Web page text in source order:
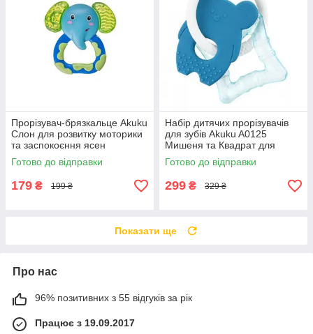
Прорізувач-брязкальце Akuku
Слон для розвитку моторики
та заспокоєння ясен
немовляти під час активної
гри вдень
Готово до відправки
179 ₴ 199 ₴
Набір дитячих прорізувачів
для зубів Akuku A0125
Мишеня та Квадрат для
полегшення прорізування та
розвитку дитини
Готово до відправки
299 ₴ 329 ₴
Показати ще
Про нас
96% позитивних з 55 відгуків за рік
Працює з 19.09.2017